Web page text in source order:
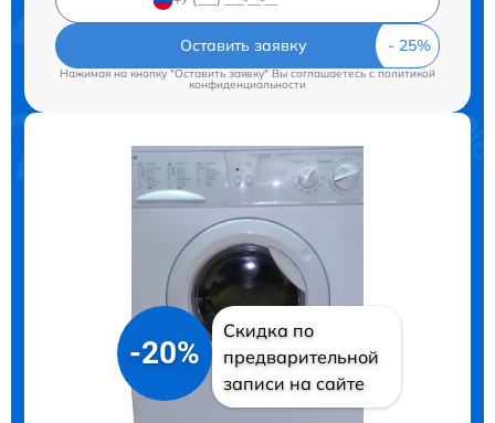
Оставить заявку
Нажимая на кнопку "Оставить заявку" Вы соглашаетесь cполитикой
конфиденциальности
-20%
Скидка по
предварительной
записи на сайте